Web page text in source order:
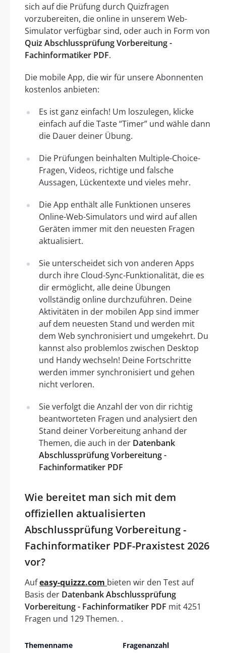
sich auf die Prüfung durch Quizfragen
vorzubereiten, die online in unserem Web-
Simulator verfügbar sind, oder auch in Form von
Quiz Abschlussprüfung Vorbereitung -
Fachinformatiker PDF.
Die mobile App, die wir für unsere Abonnenten
kostenlos anbieten:
Es ist ganz einfach! Um loszulegen, klicke
einfach auf die Taste “Timer” und wähle dann
die Dauer deiner Übung.
Die Prüfungen beinhalten Multiple-Choice-
Fragen, Videos, richtige und falsche
Aussagen, Lückentexte und vieles mehr.
Die App enthält alle Funktionen unseres
Online-Web-Simulators und wird auf allen
Geräten immer mit den neuesten Fragen
aktualisiert.
Sie unterscheidet sich von anderen Apps
durch ihre Cloud-Sync-Funktionalität, die es
dir ermöglicht, alle deine Übungen
vollständig online durchzuführen. Deine
Aktivitäten in der mobilen App sind immer
auf dem neuesten Stand und werden mit
dem Web synchronisiert und umgekehrt. Du
kannst also problemlos zwischen Desktop
und Handy wechseln! Deine Fortschritte
werden immer synchronisiert und gehen
nicht verloren.
Sie verfolgt die Anzahl der von dir richtig
beantworteten Fragen und analysiert den
Stand deiner Vorbereitung anhand der
Themen, die auch in der Datenbank
Abschlussprüfung Vorbereitung -
Fachinformatiker PDF
Wie bereitet man sich mit dem
offiziellen aktualisierten
Abschlussprüfung Vorbereitung -
Fachinformatiker PDF-Praxistest 2026
vor?
Aufeasy-quizzz.com bieten wir den Test auf
Basis der Datenbank Abschlussprüfung
Vorbereitung - Fachinformatiker PDF mit 4251
Fragen und 129 Themen. .
Themenname Fragenanzahl